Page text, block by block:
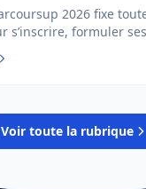
2026 fixe
s’inscrire, formuler
erreurs et de
Voir toute la rubrique